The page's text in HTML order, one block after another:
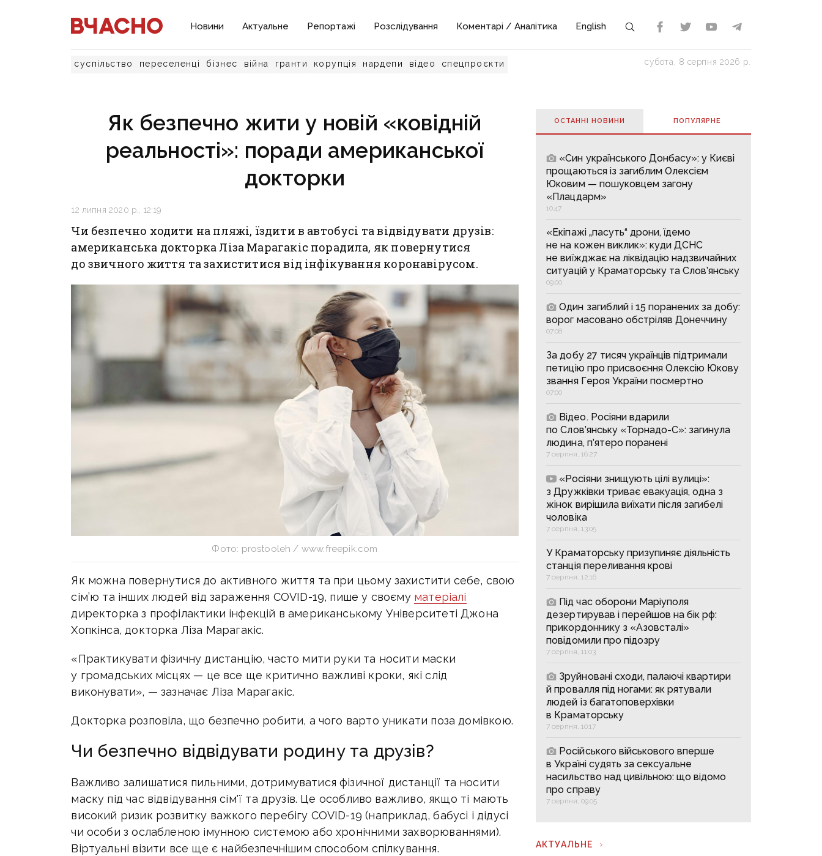
Новини Актуальне Репортажі Розслідування Коментарі / Аналітика English
суспільство переселенці бізнес війна гранти корупція нардепи відео спецпроєкти субота, 8 серпня 2026 р.
Як безпечно жити у новій «ковідній
реальності»: поради американської
докторки
12 липня 2020 р., 12:19
Чи безпечно ходити на пляжі, їздити в автобусі та відвідувати друзів:
американська докторка Ліза Марагакіс порадила, як повернутися
до звичного життя та захиститися від інфікування коронавірусом.
Фото: prostooleh / www.freepik.com
Як можна повернутися до активного життя та при цьому захистити себе, свою
сім’ю та інших людей від зараження COVID-19, пише у своєму матеріалі
директорка з профілактики інфекцій в американському Університеті Джона
Хопкінса, докторка Ліза Марагакіс.
«Практикувати фізичну дистанцію, часто мити руки та носити маски
у громадських місцях — це все ще критично важливі кроки, які слід
виконувати», — зазначає Ліза Марагакіс.
Докторка розповіла, що безпечно робити, а чого варто уникати поза домівкою.
Чи безпечно відвідувати родину та друзів?
Важливо залишатися пильними, дотримуватися фізичної дистанції та носити
маску під час відвідування сім'ї та друзів. Це особливо важливо, якщо ті мають
високий ризик розвитку важкого перебігу COVID-19 (наприклад, бабусі і дідусі
чи особи з ослабленою імунною системою або хронічними захворюваннями).
Віртуальні візити все ще є найбезпечнішим способом спілкування.
ОСТАННІ НОВИНИ ПОПУЛЯРНE
«Син українського Донбасу»: у Києві
прощаються із загиблим Олексієм
Юковим — пошуковцем загону
«Плацдарм»
10:47
«Екіпажі „пасуть“ дрони, їдемо
не на кожен виклик»: куди ДСНС
не виїжджає на ліквідацію надзвичайних
ситуацій у Краматорську та Слов’янську
09:00
Один загиблий і 15 поранених за добу:
ворог масовано обстріляв Донеччину
07:08
За добу 27 тисяч українців підтримали
петицію про присвоєння Олексію Юкову
звання Героя України посмертно
07:00
Відео. Росіяни вдарили
по Слов’янську «Торнадо-С»: загинула
людина, п’ятеро поранені
7 серпня, 16:27
«Росіяни знищують цілі вулиці»:
з Дружківки триває евакуація, одна з
жінок вирішила виїхати після загибелі
чоловіка
7 серпня, 13:05
У Краматорську призупиняє діяльність
станція переливання крові
7 серпня, 12:16
Під час оборони Маріуполя
дезертирував і перейшов на бік рф:
прикордоннику з «Азовсталі»
повідомили про підозру
7 серпня, 11:03
Зруйновані сходи, палаючі квартири
й провалля під ногами: як рятували
людей із багатоповерхівки
в Краматорську
7 серпня, 10:17
Російського військового вперше
в Україні судять за сексуальне
насильство над цивільною: що відомо
про справу
7 серпня, 09:05
АКТУАЛЬНЕ